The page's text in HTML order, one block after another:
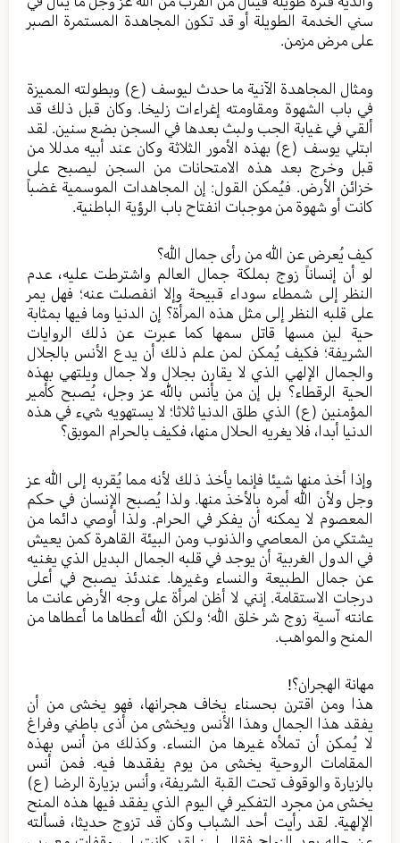
سني الخدمة الطويلة أو قد تكون المجاهدة المستمرة الصبر
على مرض مزمن.
ومثال المجاهدة الآنية ما حدث ليوسف (ع) وبطولته المميزة
في باب الشهوة ومقاومته إغراءات زليخا. وكان قبل ذلك قد
ألقي في غيابة الجب ولبث بعدها في السجن بضع سنين. لقد
ابتلي يوسف (ع) بهذه الأمور الثلاثة وكان عند أبيه مدللا من
قبل وخرج بعد هذه الامتحانات من السجن ليصبح على
خزائن الأرض. فيُمكن القول: إن المجاهدات الموسمية غضباً
كانت أو شهوة من موجبات انفتاح باب الرؤية الباطنية.
كيف يُعرض عن الله من رأى جمال الله؟
لو أن إنساناً زوج بملكة جمال العالم واشترطت عليه، عدم
النظر إلى شمطاء سوداء قبيحة وإلا انفصلت عنه؛ فهل يمر
على قلبه النظر إلى مثل هذه المرأة؟ إن الدنيا وما فيها بمثابة
حية لين مسها قاتل سمها كما عبرت عن ذلك الروايات
الشريفة؛ فكيف يُمكن لمن علم ذلك أن يدع الأنس بالجلال
والجمال الإلهي الذي لا يقارن بجلال ولا جمال ويلتهي بهذه
الحية الرقطاء؟ بل إن من يأنس بالله عز وجل، يُصبح كأمير
المؤمنين (ع) الذي طلق الدنيا ثلاثا؛ لا يستهويه شيء في هذه
الدنيا أبدا، فلا يغريه الحلال منها، فكيف بالحرام الموبق؟
وإذا أخذ منها شيئا فإنما يأخذ ذلك لأنه مما يُقربه إلى الله عز
وجل ولأن الله أمره بالأخذ منها. ولذا يُصبح الإنسان في حكم
المعصوم لا يمكنه أن يفكر في الحرام. ولذا أوصي دائما من
يشتكي من المعاصي والذنوب ومن البيئة القاهرة كمن يعيش
في الدول الغربية أن يوجد في قلبه الجمال البديل الذي يغنيه
عن جمال الطبيعة والنساء وغيرها. عندئذ يصبح في أعلى
درجات الاستقامة. إنني لا أظن امرأة على وجه الأرض عانت ما
عانته آسية زوج شر خلق الله؛ ولكن الله أعطاها ما أعطاها من
المنح والمواهب.
مهانة الهجران؟!
هذا ومن اقترن بحسناء يخاف هجرانها، فهو يخشى من أن
يفقد هذا الجمال وهذا الأنس ويخشى من أذى باطني وفراغ
لا يُمكن أن تملأه غيرها من النساء. وكذلك من أنس بهذه
المقامات الروحية يخشى من يوم يفقدها فيه. فمن أنس
بالزيارة والوقوف تحت القبة الشريفة، وأنس بزيارة الرضا (ع)
يخشى من مجرد التفكير في اليوم الذي يفقد فيها هذه المنح
الإلهية. لقد رأيت أحد الشباب وكان قد تزوج حديثا، فسألته